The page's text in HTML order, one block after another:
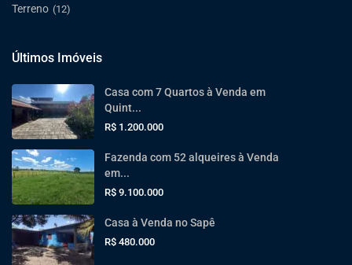
Terreno (12)
Últimos Imóveis
Casa com 7 Quartos à Venda em
Quint...
R$ 1.200.000
Fazenda com 52 alqueires à Venda
em...
R$ 9.100.000
Casa à Venda no Sapê
R$ 480.000